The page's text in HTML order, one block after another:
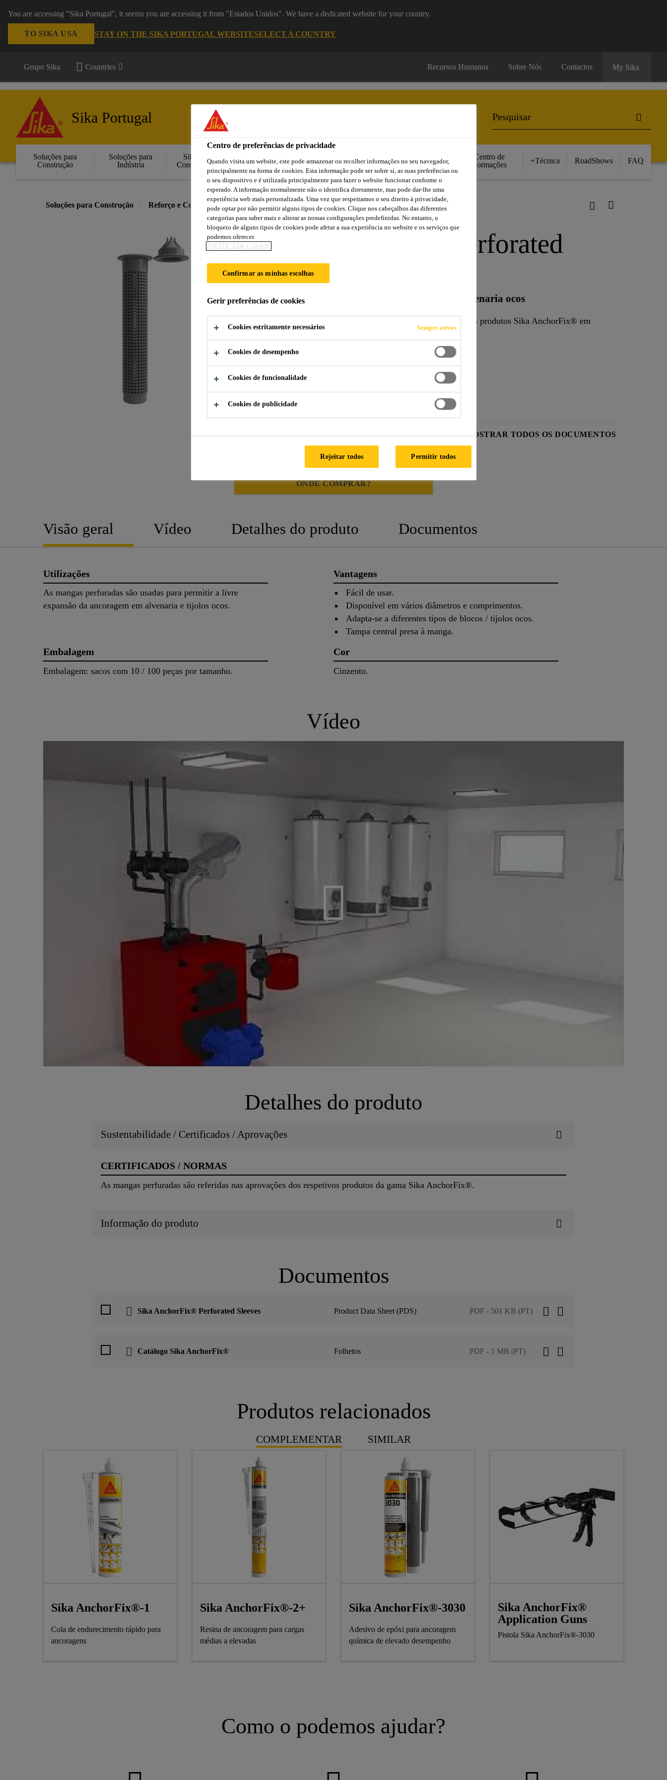
You are accessing "Sika Portugal", it seems you are accessing it from "Estados Unidos". We have a dedicated website for your country.
TO SIKA USA STAY ON THE SIKA PORTUGAL WEBSITESELECT A COUNTRY
Grupo Sika Countries Recursos Humanos Sobre Nós Contactos My Sika
Sika Portugal
Soluções para
Construção
Soluções para
Indústria
Sika
Consigo
Sika
Aplicadores Sika
Transferências
Referência
Centro de
Formações
+Técnica RoadShows FAQ
Soluções para Construção Reforço e Colagem Estrutural Ancoragem Química Sika AnchorFix® Perforated Sleeves
Sika AnchorFix® Perforated
Sleeves
Acessório AnchorFix para aplicação em tijolos/alvenaria ocos
Sika AnchorFix® Perforated Sleeves é utilizado para aplicar os produtos Sika AnchorFix® em
Adapta-se a diferentes tipos de blocos / tijolos ocos.
FICHA DE PRODUTO MOSTRAR TODOS OS DOCUMENTOS
ONDE COMPRAR?
Visão geral Vídeo Detalhes do produto Documentos
Utilizações
As mangas perfuradas são usadas para permitir a livre
expansão da ancoragem em alvenaria e tijolos ocos.
Vantagens
Fácil de usar.
Disponível em vários diâmetros e comprimentos.
Adapta-se a diferentes tipos de blocos / tijolos ocos.
Tampa central presa à manga.
Embalagem
Embalagem: sacos com 10 / 100 peças por tamanho.
Cor
Cinzento.
Vídeo
Detalhes do produto
Sustentabilidade / Certificados / Aprovações
CERTIFICADOS / NORMAS
As mangas perfuradas são referidas nas aprovações dos respetivos produtos da gama Sika AnchorFix®.
Informação do produto
Documentos
Sika AnchorFix® Perforated Sleeves Product Data Sheet (PDS) PDF - 501 KB (PT)
Catálogo Sika AnchorFix® Folhetos PDF - 1 MB (PT)
Produtos relacionados
COMPLEMENTAR SIMILAR
Sika AnchorFix®-1
Cola de endurecimento rápido para
ancoragens
Sika AnchorFix®-2+
Resina de ancoragem para cargas
médias a elevadas
Sika AnchorFix®-3030
Adesivo de epóxi para ancoragem
Sika AnchorFix®
Application Guns
Pistola Sika AnchorFix®-3030
Como o podemos ajudar?
Centro de preferências de privacidade
Quando visita um website, este pode armazenar ou recolher informações no seu navegador,
principalmente na forma de cookies. Esta informação pode ser sobre si, as suas preferências ou
o seu dispositivo e é utilizada principalmente para fazer o website funcionar conforme o
esperado. A informação normalmente não o identifica diretamente, mas pode dar-lhe uma
experiência web mais personalizada. Uma vez que respeitamos o seu direito à privacidade,
pode optar por não permitir alguns tipos de cookies. Clique nos cabeçalhos das diferentes
categorias para saber mais e alterar as nossas configurações predefinidas. No entanto, o
bloqueio de alguns tipos de cookies pode afetar a sua experiência no website e os serviços que
podemos oferecer.
POLÍTICA DE COOKIE
Confirmar as minhas escolhas
Gerir preferências de cookies
Cookies estritamente necessários Sempre ativos
Cookies de desempenho
Cookies de funcionalidade
Cookies de publicidade
Rejeitar todos Permitir todos